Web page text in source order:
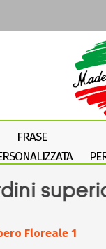
Floreale 1
FRASE